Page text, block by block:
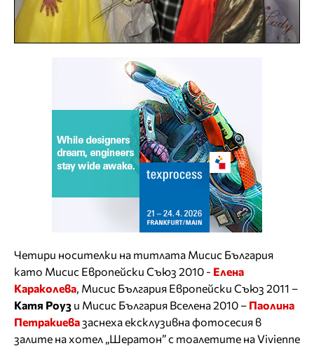
Четири носителки на титлата Мисис България
като Мисис Европейски Съюз 2010 - Елена
Караколева, Мисис България Европейски Съюз 2011 –
Катя Роуз и Мисис България Вселена 2010 – Паолина
Петракиевазаснеха ексклузивна фотосесия в
залите на хотел „Шератон” с тоалетите на Vivienne